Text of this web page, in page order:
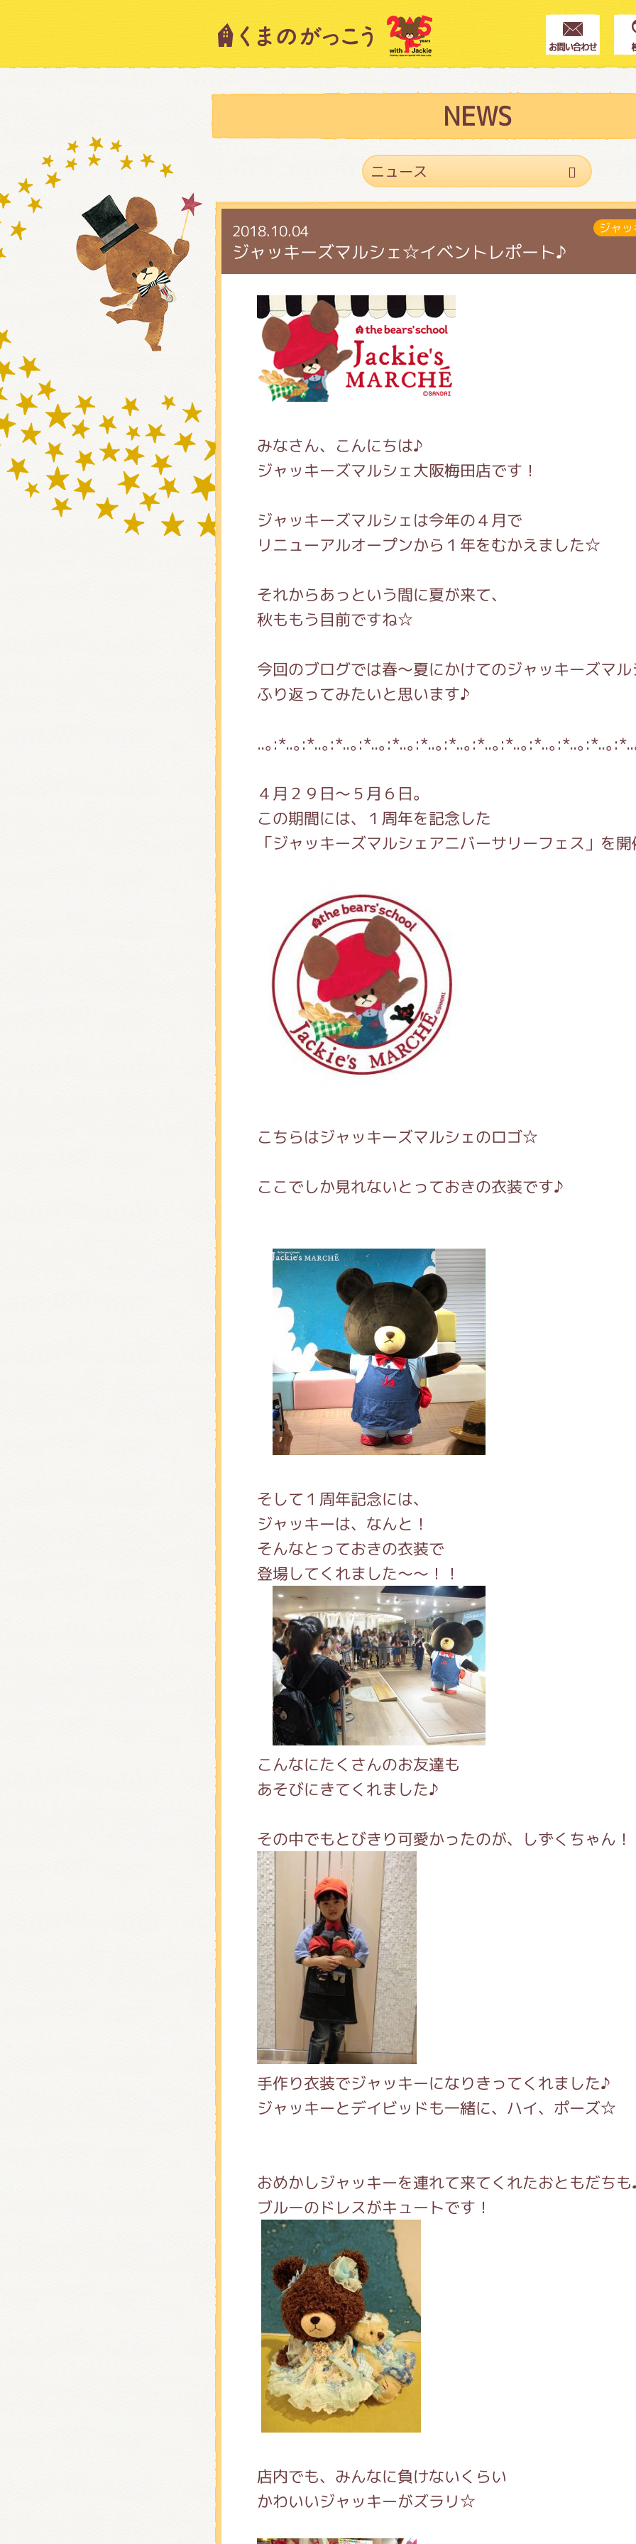
NEWS
2018.10.04 ジャ
ジャッキーズマルシェ☆イベントレポート♪
みなさん、こんにちは♪
ジャッキーズマルシェ大阪梅田店です！
ジャッキーズマルシェは今年の４月で
リニューアルオープンから１年をむかえました☆
それからあっという間に夏が来て、
秋ももう目前ですね☆
今回のブログでは春～夏にかけてのジャッキーズマ
ふり返ってみたいと思います♪
..｡:*..｡:*..｡:*..｡:*..｡:*..｡:*..｡:*..｡:*..｡:*..｡:*..｡:*..｡:*..｡
４月２９日～５月６日。
この期間には、１周年を記念した
「ジャッキーズマルシェアニバーサリーフェス」
こちらはジャッキーズマルシェのロゴ☆
ここでしか見れないとっておきの衣装です♪
そして１周年記念には、
ジャッキーは、なんと！
そんなとっておきの衣装で
登場してくれました～～！！
こんなにたくさんのお友達も
あそびにきてくれました♪
その中でもとびきり可愛かったのが、しずくちゃん！
手作り衣装でジャッキーになりきってくれました♪
ジャッキーとデイビッドも一緒に、ハイ、ポーズ☆
おめかしジャッキーを連れて来てくれたおともだち
ブルーのドレスがキュートです！
店内でも、みんなに負けないくらい
かわいいジャッキーがズラリ☆
キャラクター紹介
スタッフブログ
絵本・作家紹介
ショップインフォメーション
グッズインフォメーション
ミュージカル・コンサート
おたのしみコンテンツ(クイズ・AR・診断・占
くまのがっこう 家庭科部